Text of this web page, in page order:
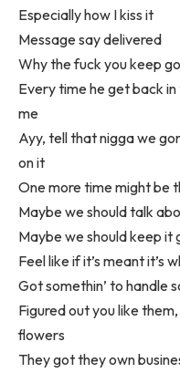
Especially how I kiss it
Message say delivered
Why the fuck you keep
Every time he get back
me
Ayy, tell that nigga we
on it
One more time might be
Maybe we should talk
Maybe we should keep it
Feel like if it’s meant it’s
Got somethin’ to handle
Figured out you like
flowers
They got they own